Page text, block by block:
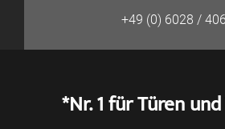
+49 (0) 6028 /
*Nr. 1 für Türen